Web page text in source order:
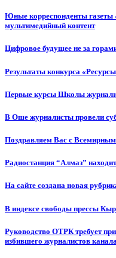
Юные корреспонденты газеты
мультимедийный контент
Цифровое будущее не за
Результаты конкурса
Первые курсы Школы
В Оше журналисты провели
Поздравляем Вас с Всемирным
Радиостанция “Алмаз”
На сайте создана новая
В индексе свободы прессы
Руководство ОТРК требует
избившего журналистов канала